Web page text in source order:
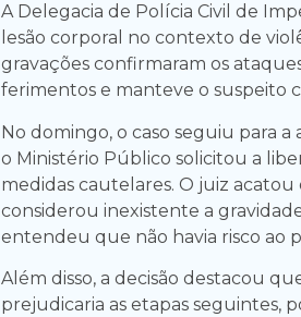
A Delegacia de Polícia Civil de
lesão corporal no contexto de
gravações confirmaram os
ferimentos e manteve o suspeito
No domingo, o caso seguiu para
o Ministério Público solicitou a
medidas cautelares. O juiz
considerou inexistente a
entendeu que não havia risco ao
Além disso, a decisão destacou
prejudicaria as etapas seguintes,